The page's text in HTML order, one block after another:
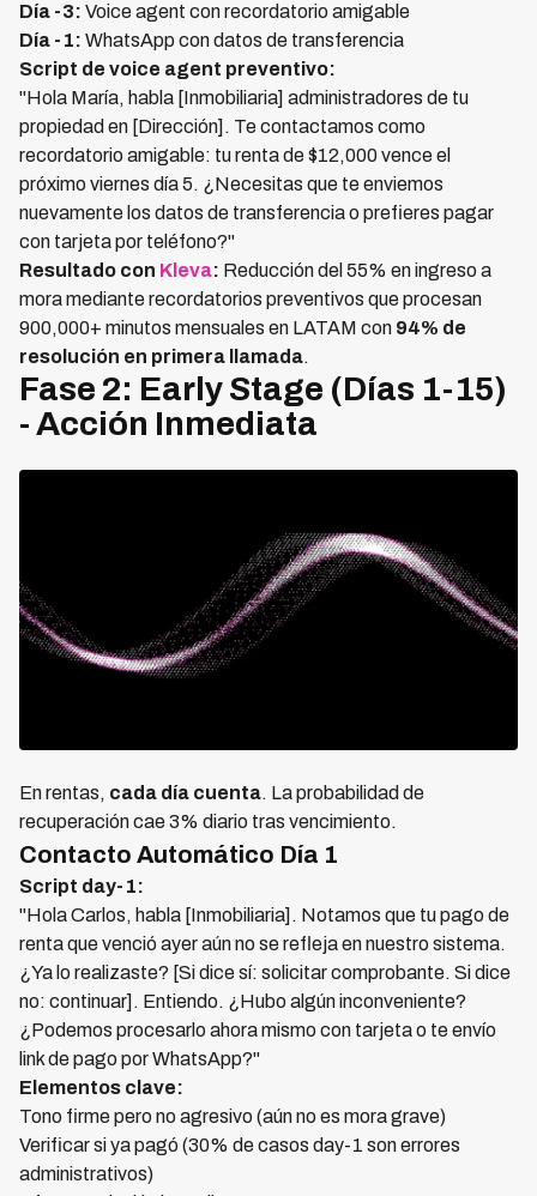
Día -3: Voice agent con recordatorio amigable
Día -1: WhatsApp con datos de transferencia
Script de voice agent preventivo:
"Hola María, habla [Inmobiliaria] administradores de tu
propiedad en [Dirección]. Te contactamos como
recordatorio amigable: tu renta de $12,000 vence el
próximo viernes día 5. ¿Necesitas que te enviemos
nuevamente los datos de transferencia o prefieres pagar
con tarjeta por teléfono?"
Resultado con Kleva: Reducción del 55% en ingreso a
mora mediante recordatorios preventivos que procesan
900,000+ minutos mensuales en LATAM con 94% de
resolución en primera llamada.
Fase 2: Early Stage (Días 1-15)
- Acción Inmediata
En rentas, cada día cuenta. La probabilidad de
recuperación cae 3% diario tras vencimiento.
Contacto Automático Día 1
Script day-1:
"Hola Carlos, habla [Inmobiliaria]. Notamos que tu pago de
renta que venció ayer aún no se refleja en nuestro sistema.
¿Ya lo realizaste? [Si dice sí: solicitar comprobante. Si dice
no: continuar]. Entiendo. ¿Hubo algún inconveniente?
¿Podemos procesarlo ahora mismo con tarjeta o te envío
link de pago por WhatsApp?"
Elementos clave:
Tono firme pero no agresivo (aún no es mora grave)
Verificar si ya pagó (30% de casos day-1 son errores
administrativos)